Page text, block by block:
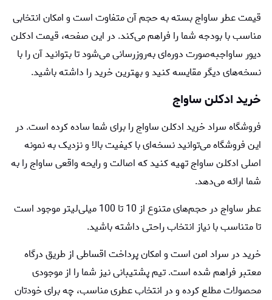
قیمت عطر ساواج بسته به حجم آن متفاوت است و امکان انتخابی
مناسب با بودجه شما را فراهم می‌کند. در این صفحه، قیمت ادكلن
ديور ساواجبه‌صورت دوره‌ای به‌روزرسانی می‌شود تا بتوانید آن را با
نسخه‌های دیگر مقایسه کنید و بهترین خرید را داشته باشید.
خرید ادکلن ساواج
فروشگاه سراد خرید ادکلن ساواج را برای شما ساده کرده است. در
این فروشگاه می‌توانید نسخه‌ای با کیفیت بالا و نزدیک به نمونه
اصلی ادکلن ساواج تهیه کنید که اصالت و رایحه واقعی ساواج را به
شما ارائه می‌دهد.
عطر ساواج در حجم‌های متنوع از 10 تا 100 میلی‌لیتر موجود است
تا متناسب با نیاز انتخاب راحتی داشته باشید.
خرید در سراد امن است و امکان پرداخت اقساطی از طریق درگاه
معتبر فراهم شده است. تیم پشتیبانی نیز شما را از موجودی
محصولات مطلع کرده و در انتخاب عطری مناسب، چه برای خودتان